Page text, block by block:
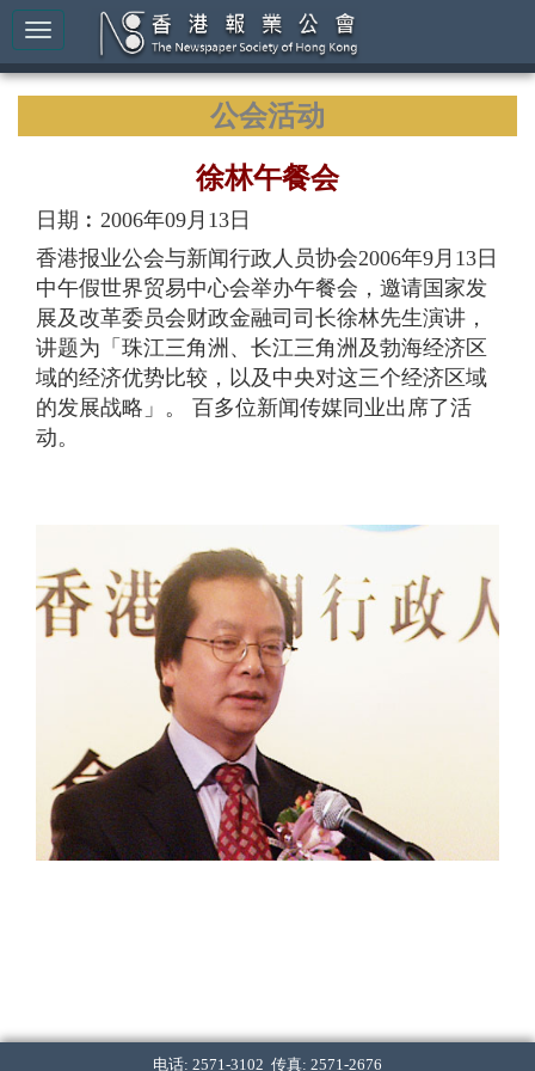
公会活动
徐林午餐会
日期︰2006年09月13日
香港报业公会与新闻行政人员协会2006年9月13日
中午假世界贸易中心会举办午餐会，邀请国家发
展及改革委员会财政金融司司长徐林先生演讲，
讲题为「珠江三角洲、长江三角洲及勃海经济区
域的经济优势比较，以及中央对这三个经济区域
的发展战略」。 百多位新闻传媒同业出席了活
动。
电话: 2571-3102 传真: 2571-2676